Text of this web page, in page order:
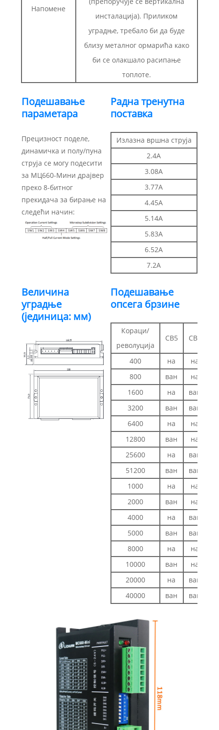
Напомене
инсталација). Приликом
уградње, требало би да буде
близу металног ормарића како
би се олакшало расипање
топлоте.
Подешавање
параметара
Прецизност поделе,
динамичка и полу/пуна
струја се могу подесити
за МЦ660-Мини драјвер
преко 8-битног
прекидача за бирање на
следећи начин:
Радна тренутна
поставка
Излазна вршна струја
2.4А
3.08А
3.77А
4.45А
5.14А
5.83А
6.52А
7.2А
Величина
уградње
(јединица: мм)
Подешавање
опсега брзине
Кораци/
револуција
СВ5 СВ6
400 на на
800
ван на
1600
на ван
3200
ван ван
6400
на на
12800
ван на
25600
на ван
51200
ван ван
1000
на на
2000
ван на
4000
на ван
5000
ван ван
8000
на на
10000
ван на
20000
на ван
40000
ван ван